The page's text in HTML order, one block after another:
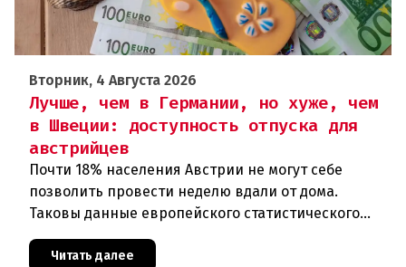
Вторник, 4 Августа 2026
Лучше, чем в Германии, но хуже, чем
в Швеции: доступность отпуска для
австрийцев
Почти 18% населения Австрии не могут себе
позволить провести неделю вдали от дома.
Таковы данные европейского статистического
агентства Eurostat за 2025 год. И хотя ситуация в
стране выглядит лучше ср
Читать далее